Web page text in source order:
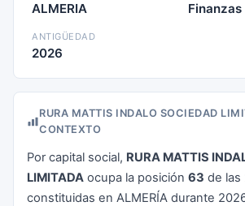
ALMERIA
ANTIGÜEDAD
2026
RURA MATTIS INDALO SOCIEDAD
CONTEXTO
Por capital social, RURA MATTIS
LIMITADA ocupa la posición 63 de las
constituidas en ALMERÍA durante